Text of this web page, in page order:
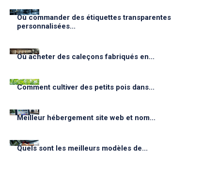
Où commander des étiquettes transparentes
personnalisées...
Où acheter des caleçons fabriqués en...
Comment cultiver des petits pois dans...
Meilleur hébergement site web et nom...
Quels sont les meilleurs modèles de...